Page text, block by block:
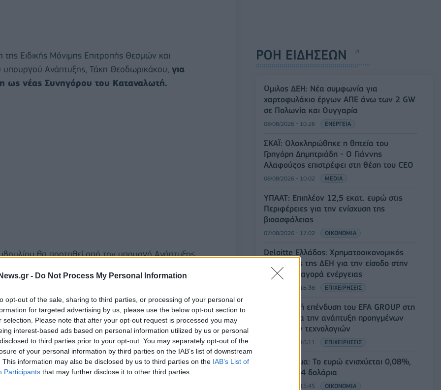
- Do Not Process My Personal Information
opt-out of the sale, sharing to third parties, or processing of your personal or
for targeted advertising by us, please use the below opt-out section to
selection. Please note that after your opt-out request is processed you may
interest-based ads based on personal information utilized by us or personal
to third parties prior to your opt-out. You may separately opt-out of the
of your personal information by third parties on the IAB’s list of downstream
This information may also be disclosed by us to third parties on the IAB’s List of
Participants that may further disclose it to other third parties.
Ειδικής Μόνιμης Επιτροπής Θεσμών και
Ανάπτυξης, Τάκη Θεοδωρικάκου, για
ως νέας Συνηγόρου του Καταναλωτή.
θα προταθεί από τον υπουργό Ανάπτυξης
του ενώπιον των μελών της Επιτροπής
στην εμπειρία της από άλλα καίρια πόστα
την κρίσιμη θέση της Συνηγόρου του
τόνισε ότι το υπουργείο Ανάπτυξης όπως και
τις Ανεξάρτητες Αρχές, όπως το έχει πράξει
ενισχύει με την έγκριση 50 νέων προσλήψεων.
ΡΟΗ ΕΙΔΗΣΕΩΝ
Όμιλος ΔΕΗ: Νέα συμφωνία για
χαρτοφυλάκιο έργων ΑΠΕ άνω των 2 GW
σε Πολωνία και Ουγγαρία
08/08/2026 - 10:26 ΕΝΕΡΓΕΙΑ
ΣΚΑΪ: Ολοκληρώθηκε η θητεία του
Γρηγόρη Δημητριάδη - Ο Γιάννης
Αλαφούζος επιστρέφει στη θέση του CEO
08/08/2026 - 10:02 MEDIA
ΥΠΑΑΤ: Επιπλέον 12,5 εκατ. ευρώ στις
Περιφέρειες για την ενίσχυση της
βιοασφάλειας
07/08/2026 - 17:02 ΟΙΚΟΝΟΜΙΑ
Deloitte Ελλάδος: Χρηματοοικονομικός
σύμβουλος της ΔΕΗ για την είσοδο στην
πολωνική αγορά ενέργειας
07/08/2026 - 16:38 ΕΠΙΧΕΙΡΗΣΕΙΣ
Στρατηγική επένδυση του EFA GROUP στη
Fractal για την ανάπτυξη προηγμένων
αμυντικών τεχνολογιών
07/08/2026 - 16:11 ΕΠΙΧΕΙΡΗΣΕΙΣ
Συνάλλαγμα: Το ευρώ ενισχύεται 0,08%,
στα 1,1534 δολάρια
07/08/2026 - 15:45 ΟΙΚΟΝΟΜΙΑ